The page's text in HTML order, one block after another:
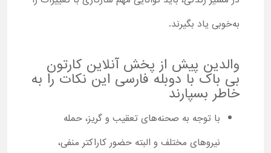
به‌خوبی یاد بگیرند.
والدین پیش از پخش آنلاین کارتون
بی باک با دوبله فارسی این نکات را به
خاطر بسپارند
با توجه به صحنه‌های تعقیب و گریز، حمله
نیروهای مختلف و البته حضور کاراکتر منفی،